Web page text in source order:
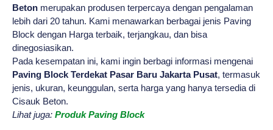
Beton merupakan produsen terpercaya dengan pengalaman
lebih dari 20 tahun. Kami menawarkan berbagai jenis Paving
Block dengan Harga terbaik, terjangkau, dan bisa
dinegosiasikan.
Pada kesempatan ini, kami ingin berbagi informasi mengenai
Paving Block Terdekat Pasar Baru Jakarta Pusat, termasuk
jenis, ukuran, keunggulan, serta harga yang hanya tersedia di
Cisauk Beton.
Lihat juga: Produk Paving Block